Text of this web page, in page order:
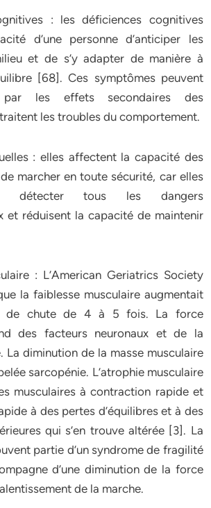
: les déficiences cognitives
d’une personne d’anticiper les
et de s’y adapter de manière à
[68]. Ces symptômes peuvent
les effets secondaires des
les troubles du comportement.
: elles affectent la capacité des
marcher en toute sécurité, car elles
détecter tous les dangers
et réduisent la capacité de maintenir
: L’American Geriatrics Society
la faiblesse musculaire augmentait
de chute de 4 à 5 fois. La force
des facteurs neuronaux et de la
La diminution de la masse musculaire
sarcopénie. L’atrophie musculaire
musculaires à contraction rapide et
à des pertes d’équilibres et à des
qui s’en trouve altérée [3]. La
partie d’un syndrome de fragilité
d’une diminution de la force
de la marche.